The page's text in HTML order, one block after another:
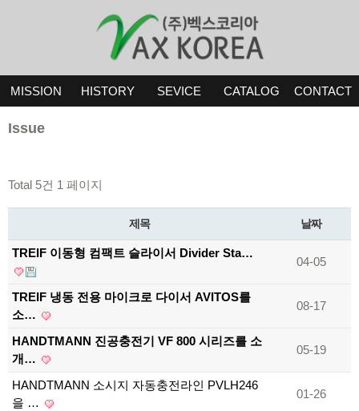
MISSION HISTORY SEVICE CATALOG CONTACT
Issue
Total 5건 1 페이지
제목 날짜
TREIF 이동형 컴팩트 슬라이서 Divider Sta…
04-05
TREIF 냉동 전용 마이크로 다이서 AVITOS를
소…
08-17
HANDTMANN 진공충전기 VF 800 시리즈를 소
개…
05-19
HANDTMANN 소시지 자동충전라인 PVLH246
을 …
01-26